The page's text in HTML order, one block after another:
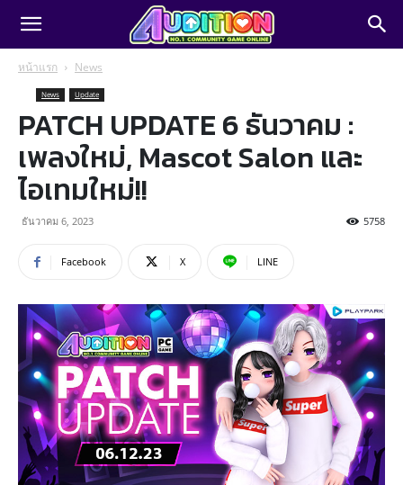
หน้าแรก News
News Update
PATCH UPDATE 6 ธันวาคม :
เพลงใหม่, Mascot Salon และ
ไอเทมใหม่!!
ธันวาคม 6, 2023 5758
Facebook X LINE